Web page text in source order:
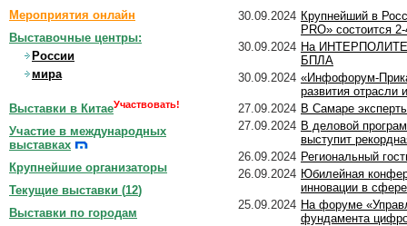
30.09.2024 Крупнейший в
PRO» состоится
30.09.2024 На
БПЛА
30.09.2024 «Инфофорум-
развития отрасли
27.09.2024 В Самаре
27.09.2024 В деловой
выступит
26.09.2024 Региональный
26.09.2024 Юбилейная
инновации в
25.09.2024 На форуме
фундамента
Мероприятия онлайн
Выставочные центры:
России
мира
Выставки в КитаеУчаствовать!
Участие в международных
выставках
Крупнейшие организаторы
Текущие выставки (12)
Выставки по городам